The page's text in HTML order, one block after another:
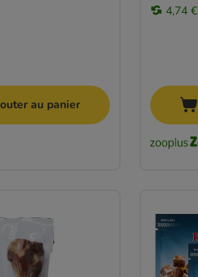
au panier
4,74 €